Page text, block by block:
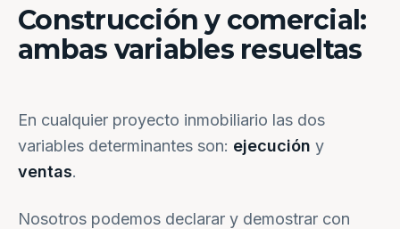
Construcción y comercial:
ambas variables resueltas
En cualquier proyecto inmobiliario las dos
variables determinantes son: ejecución y
ventas.
Nosotros podemos declarar y demostrar con